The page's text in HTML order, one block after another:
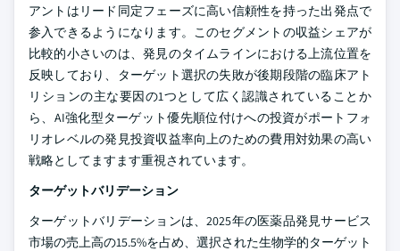
アントはリード同定フェーズに高い信頼性を持った出発点で
参入できるようになります。このセグメントの収益シェアが
比較的小さいのは、発見のタイムラインにおける上流位置を
反映しており、ターゲット選択の失敗が後期段階の臨床アト
リションの主な要因の1つとして広く認識されていることか
ら、AI強化型ターゲット優先順位付けへの投資がポートフォ
リオレベルの発見投資収益率向上のための費用対効果の高い
戦略としてますます重視されています。
ターゲットバリデーション
ターゲットバリデーションは、2025年の医薬品発見サービス
市場の売上高の15.5%を占め、選択された生物学的ターゲット